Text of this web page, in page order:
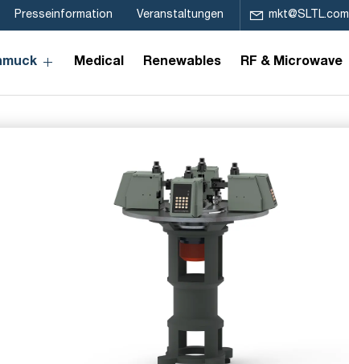
Presseinformation Veranstaltungen mkt@SLTL.com
Medical Renewables RF & Microwave